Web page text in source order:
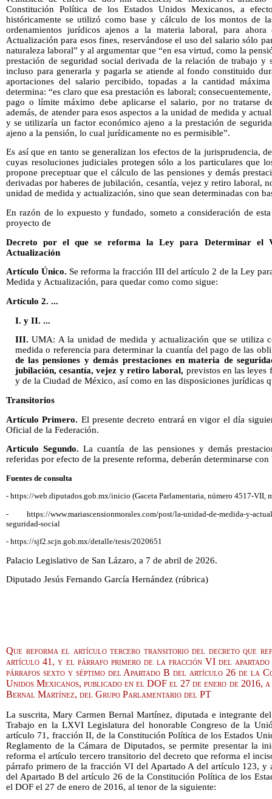
Constitución Política de los Estados Unidos Mexicanos, a
históricamente se utilizó como base y cálculo de los montos de
ordenamientos jurídicos ajenos a la materia laboral, para
Actualización para esos fines, reservándose el uso del salario sólo
naturaleza laboral” y al argumentar que “en esa virtud, como la
prestación de seguridad social derivada de la relación de trabajo y
incluso para generarla y pagarla se atiende al fondo constituido
aportaciones del salario percibido, topadas a la cantidad
determina: “es claro que esa prestación es laboral;
pago o límite máximo debe aplicarse el salario, por no tratarse
además, de atender para esos aspectos a la unidad de medida y
y se utilizaría un factor económico ajeno a la prestación de
ajeno a la pensión, lo cual jurídicamente no es permisible”.
Es así que en tanto se generalizan los efectos de la jurisprudencia,
cuyas resoluciones judiciales protegen sólo a los particulares que
propone preceptuar que el cálculo de las pensiones y demás
derivadas por haberes de jubilación, cesantía, vejez y retiro laboral,
unidad de medida y actualización, sino que sean determinadas con
En razón de lo expuesto y fundado, someto a consideración de
proyecto de
Decreto por el que se reforma la Ley para Determinar el
Actualización
Artículo Único. Se reforma la fracción III del artículo 2 de la Ley
Medida y Actualización, para quedar como como sigue:
Artículo 2. ...
I. y II. ...
III.UMA: A la unidad de medida y actualización que se utiliza
medida o referencia para determinar la cuantía del pago de las
de las pensiones y demás prestaciones en materia de
jubilación, cesantía, vejez y retiro laboral, previstos en las leyes
y de la Ciudad de México, así como en las disposiciones jurídicas
Transitorios
Artículo Primero. El presente decreto entrará en vigor el día
Oficial de la Federación.
Artículo Segundo.La cuantía de las pensiones y demás
referidas por efecto de la presente reforma, deberán determinarse
Fuentes de consulta
- https://web.diputados.gob.mx/inicio (Gaceta Parlamentaria, número 4517-VII,
- https://www.mariascensionmorales.com/post/la-unidad-de-medida-y-
seguridad-social
- https://sjf2.scjn.gob.mx/detalle/tesis/2020651
Palacio Legislativo de San Lázaro, a 7 de abril de 2026.
Diputado Jesús Fernando García Hernández (rúbrica)
Que reforma el artículo tercero transitorio del decreto que
artículo 41, y el párrafo primero de la fracción VI del
párrafos sexto y séptimo del Apartado B del artículo 26 de la
Unidos Mexicanos, publicado en el DOF el 27 de enero de 2016,
Bernal Martínez, del Grupo Parlamentario del PT
La suscrita, Mary Carmen Bernal Martínez, diputada e integrante
Trabajo en la LXVI Legislatura del honorable Congreso de la
artículo 71, fracción II, de la Constitución Política de los Estados
Reglamento de la Cámara de Diputados, se permite presentar la
reforma el artículo tercero transitorio del decreto que reforma el
párrafo primero de la fracción VI del Apartado A del artículo 123, y
del Apartado B del artículo 26 de la Constitución Política de los
el DOF el 27 de enero de 2016, al tenor de la siguiente: